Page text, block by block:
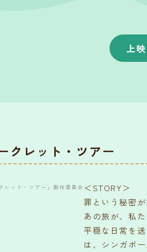
上
クレット・ツアー
レット・ツアー」製作委員会 ＜STORY＞
罪という秘密
あの旅が、私
平穏な日常を
は、シンガポ